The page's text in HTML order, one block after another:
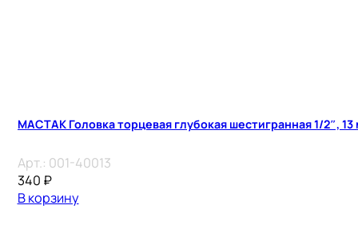
МАСТАК Головка торцевая глубокая шестигранная 1/2″, 13
Арт.: 001-40013
340 ₽
В корзину